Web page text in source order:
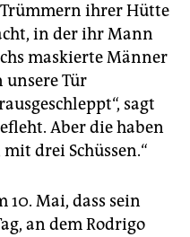
ihrer Hütte
in der ihr Mann
maskierte Männer
unsere Tür
sagt
Aber die haben
drei Schüssen.“
Mai, dass sein
an dem Rodrigo